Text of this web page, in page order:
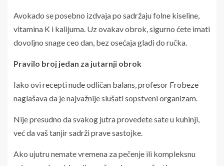
Avokado se posebno izdvaja po sadržaju folne kiseline,
vitamina K i kalijuma. Uz ovakav obrok, sigurno ćete imati
dovoljno snage ceo dan, bez osećaja gladi do ručka.
Pravilo broj jedan za jutarnji obrok
Iako ovi recepti nude odličan balans, profesor Frobeze
naglašava da je najvažnije slušati sopstveni organizam.
Nije presudno da svakog jutra provedete sate u kuhinji,
već da vaš tanjir sadrži prave sastojke.
Ako ujutru nemate vremena za pečenje ili kompleksnu